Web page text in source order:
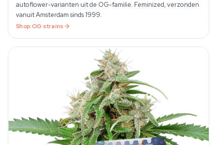
autoflower-varianten uit de OG-familie. Feminized, verzonden
vanuit Amsterdam sinds 1999.
Shop OG strains